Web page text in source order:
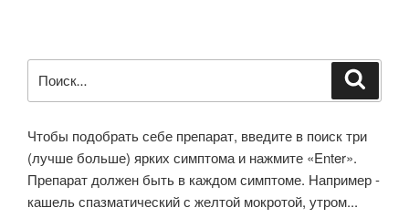
Чтобы подобрать себе препарат, введите в поиск три
(лучше больше) ярких симптома и нажмите «Enter».
Препарат должен быть в каждом симптоме. Например -
кашель спазматический с желтой мокротой, утром...